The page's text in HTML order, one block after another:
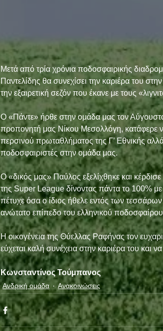
Μετά από τρία χρόνια ποδοσφαιρικής
Παντελίδης θα συνεχίσει την καριέρα του
την εξαιρετική σεζόν που έκανε με τους
Ο «Πάντε» ήρθε στην ομάδα μας τον
προπονητή μας Νίκου Μεσολλόγη, κατάφερε
περσινού πρωταθλήματος της Γ’ Εθνικής αλλά
ποδοσφαιριστές στην ομάδα μας.
Ο «δικός μας» Παύλος εξελίχθηκε και
της Super League δίνοντας πάντα το 100%
πέτυχε όσα ο ίδιος ήθελε εντός των
ανώτατο επίπεδο του ελληνικού
Η οικογένεια της Θύελλας Ραφήνας τον
εύχεται καλή συνέχεια στην καριέρα του και
Κωνσταντίνος Τούμπανος
Ανδρική ομάδα Ανακοινώσεις